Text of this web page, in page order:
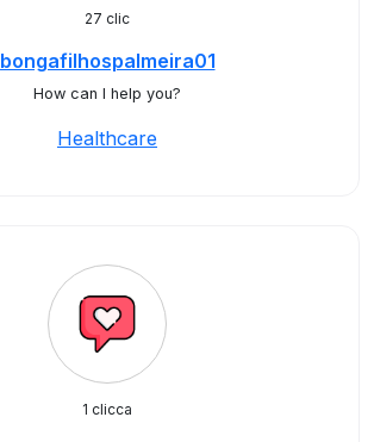
27 clic
bongafilhospalmeira01
How can I help you?
Healthcare
1 clicca